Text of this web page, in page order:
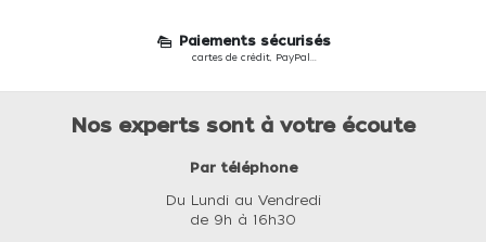
Paiements sécurisés
cartes de crédit, PayPal...
Nos experts sont à votre écoute
Par téléphone
Du Lundi au Vendredi
de 9h à 16h30